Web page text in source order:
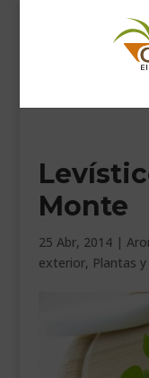
INICIO
PLANTAS
MASCOTAS
HORARIO GARDEN
Monte
25 Abr, 2014|
exterior, Plantas